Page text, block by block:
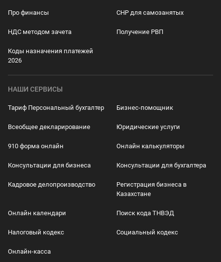
Про финансы СНР для самозанятых
НДС методом зачета Получение РВП
Коды назначения платежей
2026
НАШИ СЕРВИСЫ
Тариф Персональный бухгалтер Бизнес-помощник
Всеобщее декларирование Юридические услуги
910 форма онлайн Онлайн калькуляторы
Консультации для бизнеса Консультации для бухгалтера
Кадровое делопроизводство
Регистрация бизнеса в
Казахстане
Онлайн календари Поиск кода ТНВЭД
Налоговый кодекс Социальный кодекс
Онлайн-касса